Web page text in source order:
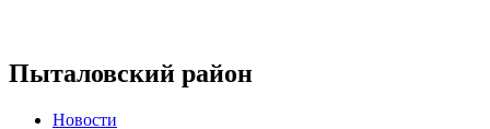
Пыталовский район
Новости